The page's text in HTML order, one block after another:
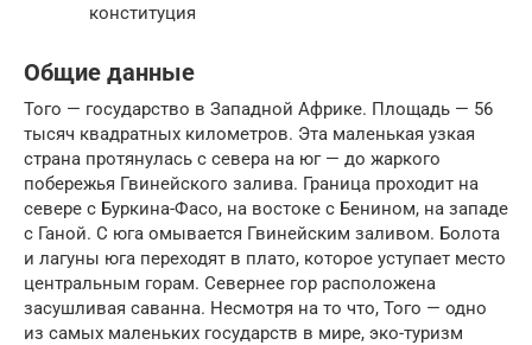
конституция
Общие данные
Того — государство в Западной Африке. Площадь — 56
тысяч квадратных километров. Эта маленькая узкая
страна протянулась с севера на юг — до жаркого
побережья Гвинейского залива. Граница проходит на
севере с Буркина-Фасо, на востоке с Бенином, на западе
с Ганой. С юга омывается Гвинейским заливом. Болота
и лагуны юга переходят в плато, которое уступает место
центральным горам. Севернее гор расположена
засушливая саванна. Несмотря на то что, Того — одно
из самых маленьких государств в мире, эко-туризм